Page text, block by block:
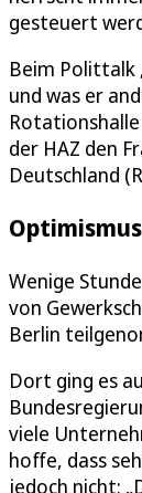
gesteuert
Beim Polittalk
und was er
der HAZ den
Deutschland
Wenige
von
Berlin
Dort ging es
viele
hoffe, dass
jedoch nicht: